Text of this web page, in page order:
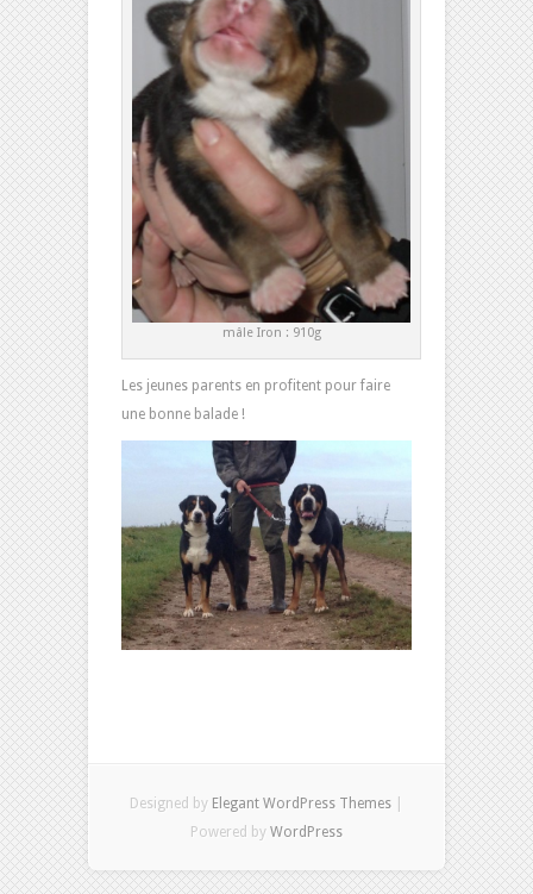
mâle Iron : 910g
Les jeunes parents en profitent pour faire
une bonne balade !
Designed by Elegant WordPress Themes
Powered by WordPress